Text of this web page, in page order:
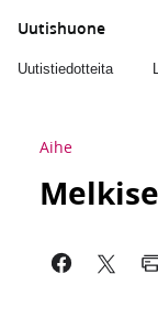
Uutishuone
Uutistiedotteita
Aihe